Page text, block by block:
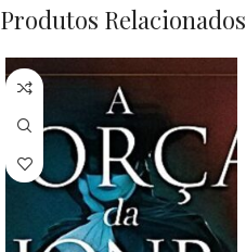
Produtos Relacionados